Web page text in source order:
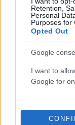
Retention,
Personal
Purposes for
Opted Out
Google
I want to
Google for